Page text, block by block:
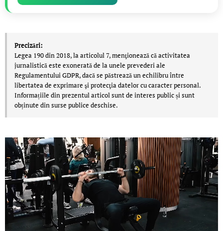
Precizări:
Legea 190 din 2018, la articolul 7, menţionează că activitatea
jurnalistică este exonerată de la unele prevederi ale
Regulamentului GDPR, dacă se păstrează un echilibru între
libertatea de exprimare şi protecţia datelor cu caracter personal.
Informațiile din prezentul articol sunt de interes public și sunt
obținute din surse publice deschise.